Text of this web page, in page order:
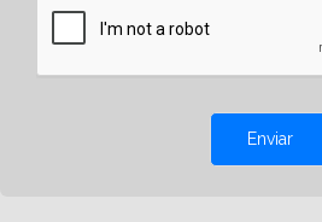
Enviar